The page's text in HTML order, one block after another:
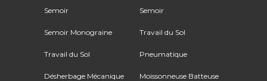
Semoir
Semoir Monograine
Travail du Sol
Désherbage Mécanique
Semoir
Travail du Sol
Pneumatique
Moissonneuse Batteuse